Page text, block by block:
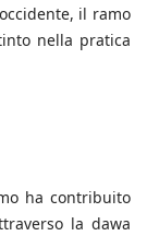
il ramo
nella pratica
ha contribuito
la dawa